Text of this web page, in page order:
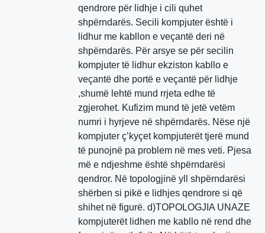
qendrore për lidhje i cili quhet
shpërndarës. Secili kompjuter është i
lidhur me kabllon e veçantë deri në
shpërndarës. Për arsye se për secilin
kompjuter të lidhur ekziston kabllo e
veçantë dhe portë e veçantë për lidhje
,shumë lehtë mund rrjeta edhe të
zgjerohet. Kufizim mund të jetë vetëm
numri i hyrjeve në shpërndarës. Nëse një
kompjuter ç’kyçet kompjuterët tjerë mund
të punojnë pa problem në mes veti. Pjesa
më e ndjeshme është shpërndarësi
qendror. Në topologjinë yll shpërndarësi
shërben si pikë e lidhjes qendrore si që
shihet në figurë. d)TOPOLOGJIA UNAZE
kompjuterët lidhen me kabllo në rend dhe